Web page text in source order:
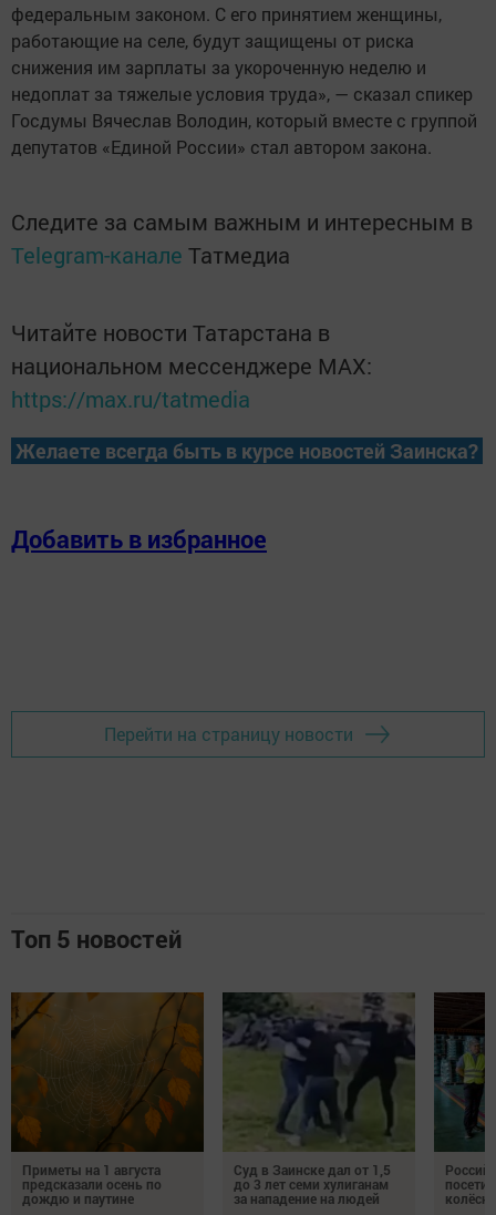
федеральным законом. С его принятием женщины,
работающие на селе, будут защищены от риска
снижения им зарплаты за укороченную неделю и
недоплат за тяжелые условия труда», — сказал спикер
Госдумы Вячеслав Володин, который вместе с группой
депутатов «Единой России» стал автором закона.
Следите за самым важным и интересным в
Telegram-канале Татмедиа
Читайте новости Татарстана в
национальном мессенджере MАХ:
https://max.ru/tatmedia
Желаете всегда быть в курсе новостей Заинска?
Добавить в избранное
Перейти на страницу новости
Топ 5 новостей
Приметы на 1 августа
предсказали осень по
дождю и паутине
Суд в Заинске дал от 1,5
до 3 лет семи хулиганам
за нападение на людей